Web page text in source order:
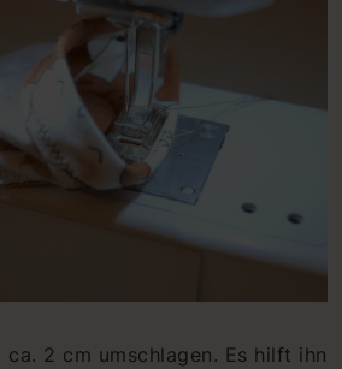
ca. 2 cm umschlagen. Es hilft ihn